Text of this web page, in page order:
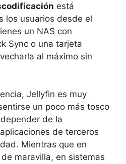
está
los usuarios desde el
un NAS con
Sync o una tarjeta
al máximo sin
Jellyfin es muy
un poco más tosco
de la
de terceros
Mientras que en
maravilla, en sistemas